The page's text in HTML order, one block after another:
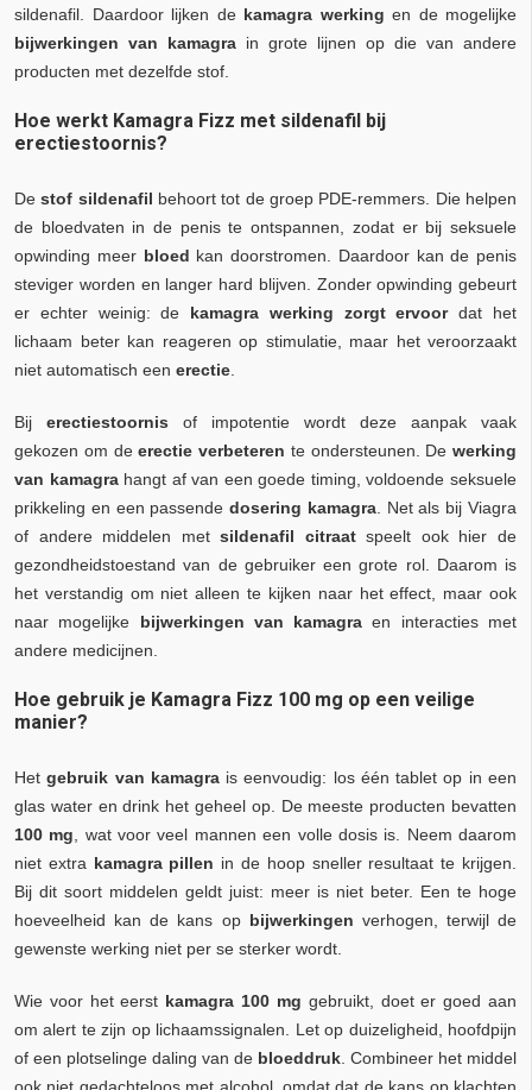
sildenafil. Daardoor lijken de kamagra werking en de mogelijke
bijwerkingen van kamagra in grote lijnen op die van andere
producten met dezelfde stof.
Hoe werkt Kamagra Fizz met sildenafil bij
erectiestoornis?
Destof sildenafil behoort tot de groep PDE-remmers. Die helpen
de bloedvaten in de penis te ontspannen, zodat er bij seksuele
opwinding meer bloed kan doorstromen. Daardoor kan de penis
steviger worden en langer hard blijven. Zonder opwinding gebeurt
er echter weinig: de kamagra werking zorgt ervoordat het
lichaam beter kan reageren op stimulatie, maar het veroorzaakt
niet automatisch een erectie
Bij erectiestoornis of impotentie wordt deze aanpak vaak
gekozen om deerectie verbeteren te ondersteunen. De werking
van kamagrahangt af van een goede timing, voldoende seksuele
prikkeling en een passendedosering kamagra. Net als bij Viagra
of andere middelen metsildenafil citraatspeelt ook hier de
gezondheidstoestand van de gebruiker een grote rol. Daarom is
het verstandig om niet alleen te kijken naar het effect, maar ook
naar mogelijke bijwerkingen van kamagra en interacties met
andere medicijnen.
Hoe gebruik je Kamagra Fizz 100 mg op een veilige
manier?
Hetgebruik van kamagrais eenvoudig: los één tablet op in een
glas water en drink het geheel op. De meeste producten bevatten
100 mg , wat voor veel mannen een volle dosis is. Neem daarom
niet extra kamagra pillen in de hoop sneller resultaat te krijgen.
Bij dit soort middelen geldt juist: meer is niet beter. Een te hoge
hoeveelheid kan de kans op bijwerkingen verhogen, terwijl de
gewenste werking niet per se sterker wordt.
Wie voor het eerst kamagra 100 mg gebruikt, doet er goed aan
om alert te zijn op lichaamssignalen. Let op duizeligheid, hoofdpijn
of een plotselinge daling van de bloeddruk . Combineer het middel
ook niet gedachteloos met alcohol, omdat dat de kans op klachten